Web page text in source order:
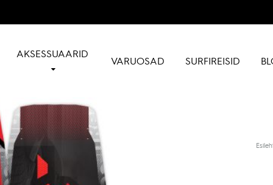
AKSESSUAARID
VARUOSAD SURFIREISID